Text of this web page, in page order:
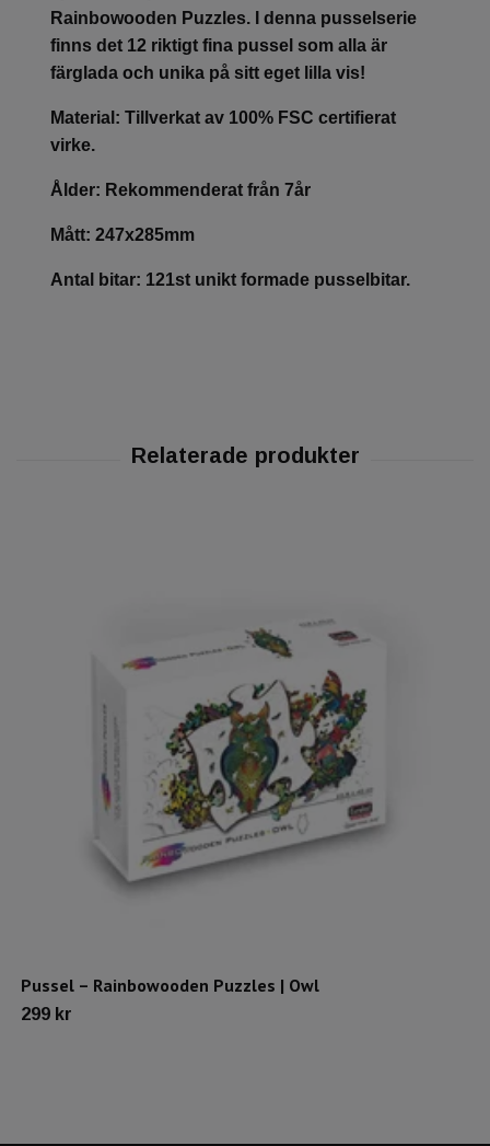
Rainbowooden Puzzles. I denna pusselserie
finns det 12 riktigt fina pussel som alla är
färglada och unika på sitt eget lilla vis!
Material: Tillverkat av 100% FSC certifierat
virke.
Ålder: Rekommenderat från 7år
Mått: 247x285mm
Antal bitar: 121st unikt formade pusselbitar.
Pussel – Rainbowooden Puzzles | Owl
299 kr